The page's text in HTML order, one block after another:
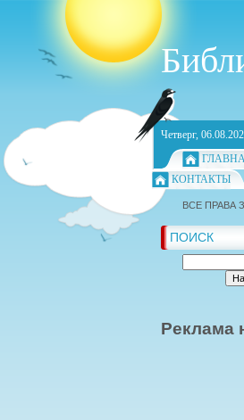
Четверг,
КОНТАКТЫ
ПОИСК
Реклама
ВСЕ ПРАВА